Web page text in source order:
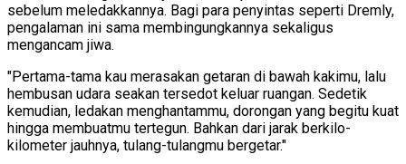
sebelum meledakkannya. Bagi para penyintas seperti Dremly,
pengalaman ini sama membingungkannya sekaligus
mengancam jiwa.
"Pertama-tama kau merasakan getaran di bawah kakimu, lalu
hembusan udara seakan tersedot keluar ruangan. Sedetik
kemudian, ledakan menghantammu, dorongan yang begitu kuat
hingga membuatmu tertegun. Bahkan dari jarak berkilo-
kilometer jauhnya, tulang-tulangmu bergetar."